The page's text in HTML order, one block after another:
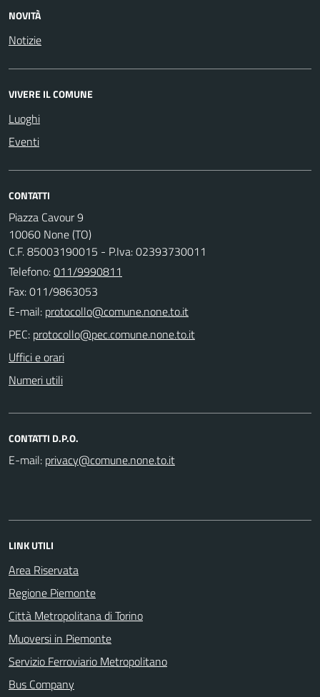
NOVITÀ
Notizie
VIVERE IL COMUNE
Luoghi
Eventi
CONTATTI
Piazza Cavour 9
10060 None (TO)
C.F. 85003190015 - P.Iva: 02393730011
Telefono:011/9990811
Fax: 011/9863053
E-mail:
PEC:
Uffici e orari
Numeri utili
CONTATTI D.P.O.
E-mail:
LINK UTILI
Area Riservata
Regione Piemonte
Città Metropolitana di Torino
Muoversi in Piemonte
Servizio Ferroviario Metropolitano
Bus Company